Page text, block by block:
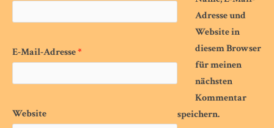
E-Mail-Adresse*
Website
Adresse und
Website in
diesem Browser
für meinen
nächsten
Kommentar
speichern.